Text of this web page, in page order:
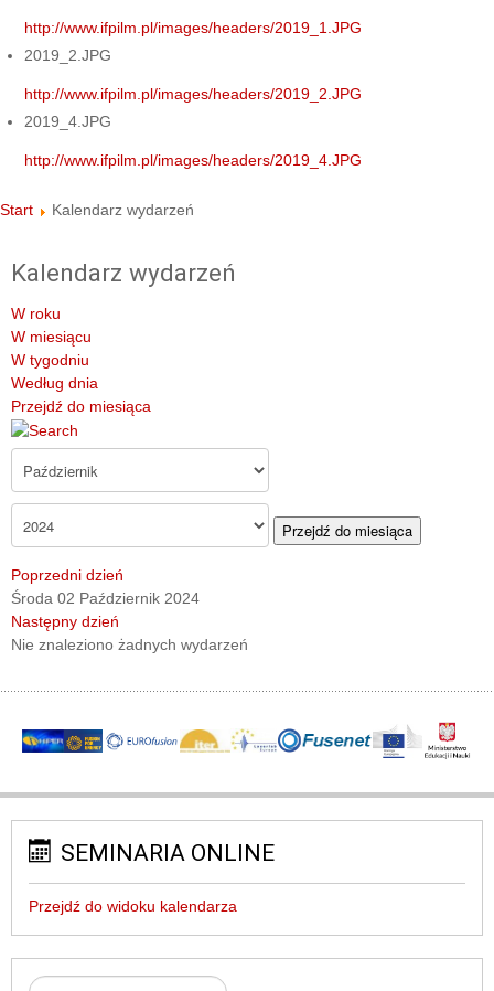
http://www.ifpilm.pl/images/headers/2019_1.JPG
2019_2.JPG
http://www.ifpilm.pl/images/headers/2019_2.JPG
2019_4.JPG
http://www.ifpilm.pl/images/headers/2019_4.JPG
Start Kalendarz wydarzeń
Kalendarz wydarzeń
W roku
W miesiącu
W tygodniu
Według dnia
Przejdź do miesiąca
Przejdź do miesiąca
Poprzedni dzień
Środa 02 Październik 2024
Następny dzień
Nie znaleziono żadnych wydarzeń
SEMINARIA ONLINE
Przejdź do widoku kalendarza